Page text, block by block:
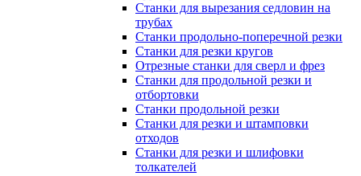
Станки для вырезания седловин на
трубаx
Станки продольно-поперечной резки
Станки для резки кругов
Отрезные станки для сверл и фрез
Станки для продольной резки и
отбортовки
Станки продольной резки
Станки для резки и штамповки
отходов
Станки для резки и шлифовки
толкателей